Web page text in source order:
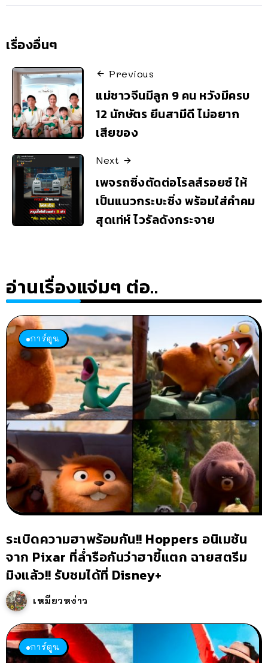
เรื่องอื่นๆ
Previous
แม่ชาวจีนมีลูก 9 คน หวังมีครบ
12 นักษัตร ยีนสามีดี ไม่อยาก
เสียของ
Next
เพจรถซิ่งตัดต่อโรลส์รอยซ์ ให้
เป็นแนวกระบะซิ่ง พร้อมใส่คำคม
สุดเท่ห์ ไวรัลดังกระจาย
อ่านเรื่องแจ่มๆ ต่อ..
การ์ตูน
ระเบิดความฮาพร้อมกัน!! Hoppers อนิเมชัน
จาก Pixar ที่ล่ำรือกันว่าฮาขี้แตก ฉายสตรีม
มิงแล้ว!! รับชมได้ที่ Disney+
เหมียวหง่าว
การ์ตูน